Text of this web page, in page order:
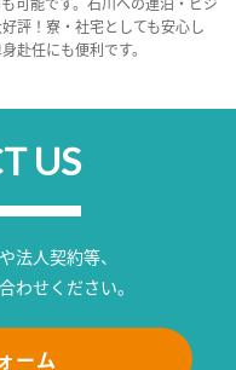
評！寮・社宅としても安心し
赴任にも便利です。
US
法人契約等、
わせください。
ーム